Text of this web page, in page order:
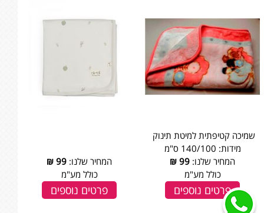
שמיכה קטיפתית למיטת תינוק
מידות: 140/100 ס"מ
המחיר שלנו: 99
₪
כולל מע"מ
פרטים נוספים
המחיר שלנו: 99
₪
כולל מע"מ
פרטים נוספים